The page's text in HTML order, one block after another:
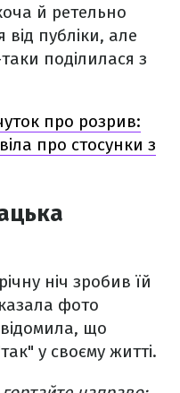
й ретельно
публіки, але
поділилася з
про розрив:
про стосунки з
ніч зробив їй
фото
що
у своєму житті.